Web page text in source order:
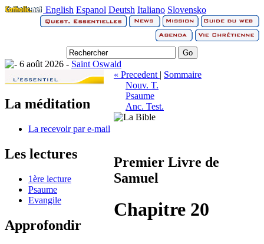
English Espanol Deutsh Italiano Slovensko
6 août 2026 - Saint Oswald
La méditation
La recevoir par e-mail
Les lectures
1ère lecture
Psaume
Evangile
Approfondir
« Precedent | Sommaire
Nouv. T.
Psaume
Anc. Test.
Premier Livre de
Samuel
Chapitre 20